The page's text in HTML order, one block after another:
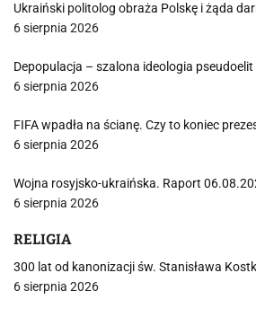
Ukraiński politolog obraża Polskę i żąda
6 sierpnia 2026
Depopulacja – szalona ideologia pseudoelit
6 sierpnia 2026
FIFA wpadła na ścianę. Czy to koniec
6 sierpnia 2026
Wojna rosyjsko-ukraińska. Raport
6 sierpnia 2026
RELIGIA
300 lat od kanonizacji św. Stanisława
6 sierpnia 2026